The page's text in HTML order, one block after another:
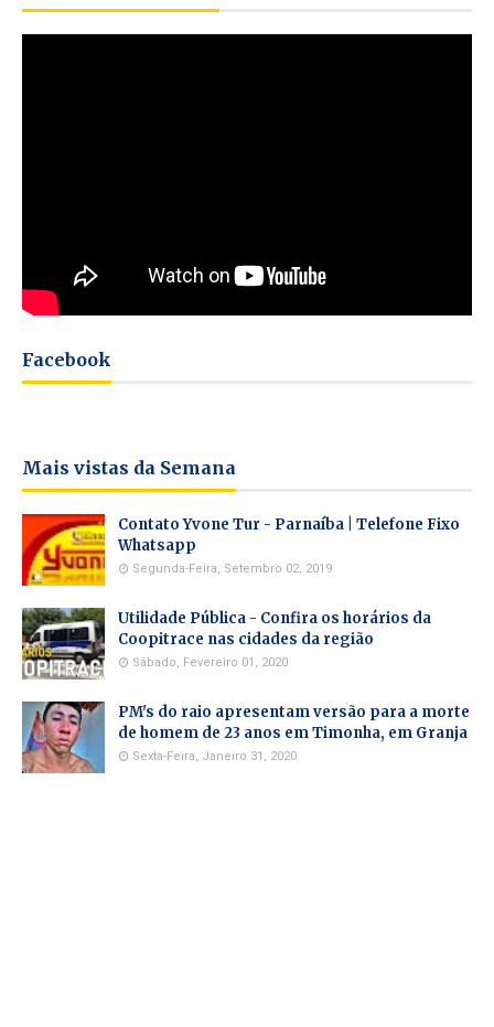
Facebook
Mais vistas da Semana
Contato Yvone Tur - Parnaíba | Telefone Fixo
Whatsapp
Segunda-Feira, Setembro 02, 2019
Utilidade Pública - Confira os horários da
Coopitrace nas cidades da região
Sábado, Fevereiro 01, 2020
PM's do raio apresentam versão para a morte
de homem de 23 anos em Timonha, em Granja
Sexta-Feira, Janeiro 31, 2020